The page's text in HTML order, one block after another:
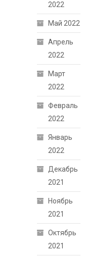
2022
Май 2022
Апрель
2022
Март
2022
Февраль
2022
Январь
2022
Декабрь
2021
Ноябрь
2021
Октябрь
2021